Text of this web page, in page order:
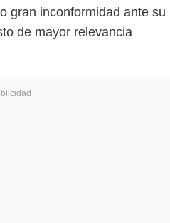
gran inconformidad ante su
de mayor relevancia